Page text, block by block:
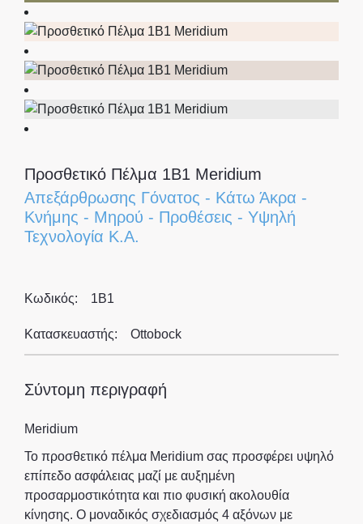
Προσθετικό Πέλμα 1B1 Meridium
Απεξάρθρωσης Γόνατος - Κάτω Άκρα -
Κνήμης - Μηρού - Προθέσεις -Υψηλή
Τεχνολογία Κ.Α.
Κωδικός: 1B1
Κατασκευαστής: Ottobock
Σύντομη περιγραφή
Meridium
Το προσθετικό πέλμα Meridium σας προσφέρει υψηλό
επίπεδο ασφάλειας μαζί με αυξημένη
προσαρμοστικότητα και πιο φυσική ακολουθία
κίνησης. Ο μοναδικός σχεδιασμός 4 αξόνων με